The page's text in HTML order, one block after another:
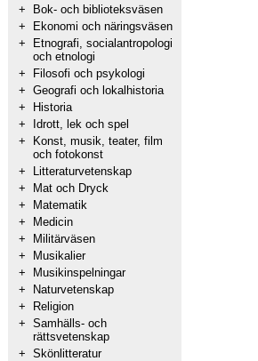
+
Bok- och biblioteksväsen
+
Ekonomi och näringsväsen
+
Etnografi, socialantropologi
och etnologi
+
Filosofi och psykologi
+ Geografi och lokalhistoria
+
Historia
+
Idrott, lek och spel
+
Konst, musik, teater, film
och fotokonst
+
Litteraturvetenskap
+
Mat och Dryck
+
Matematik
+
Medicin
+
Militärväsen
+
Musikalier
+
Musikinspelningar
+
Naturvetenskap
+
Religion
+ Samhälls- och
rättsvetenskap
+ Skönlitteratur